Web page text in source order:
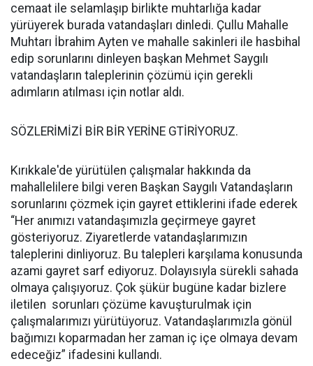
cemaat ile selamlaşıp birlikte muhtarlığa kadar
yürüyerek burada vatandaşları dinledi. Çullu Mahalle
Muhtarı İbrahim Ayten ve mahalle sakinleri ile hasbihal
edip sorunlarını dinleyen başkan Mehmet Saygılı
vatandaşların taleplerinin çözümü için gerekli
adımların atılması için notlar aldı.
SÖZLERİMİZİ BİR BİR YERİNE GTİRİYORUZ.
Kırıkkale'de yürütülen çalışmalar hakkında da
mahallelilere bilgi veren Başkan Saygılı Vatandaşların
sorunlarını çözmek için gayret ettiklerini ifade ederek
“Her anımızı vatandaşımızla geçirmeye gayret
gösteriyoruz. Ziyaretlerde vatandaşlarımızın
taleplerini dinliyoruz. Bu talepleri karşılama konusunda
azami gayret sarf ediyoruz. Dolayısıyla sürekli sahada
olmaya çalışıyoruz. Çok şükür bugüne kadar bizlere
iletilen sorunları çözüme kavuşturulmak için
çalışmalarımızı yürütüyoruz. Vatandaşlarımızla gönül
bağımızı koparmadan her zaman iç içe olmaya devam
edeceğiz” ifadesini kullandı.